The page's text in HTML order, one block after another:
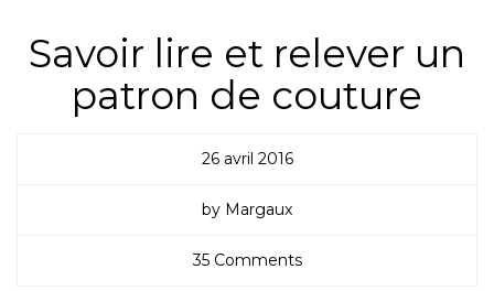
Savoir lire et relever un
patron de couture
26 avril 2016
by Margaux
35 Comments